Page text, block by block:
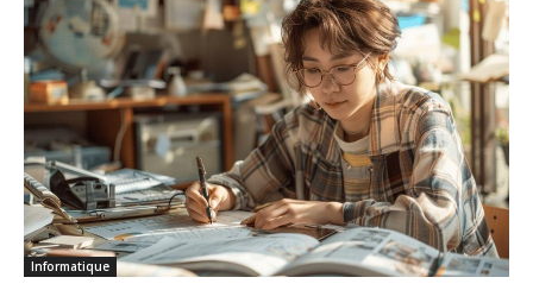
Informatique